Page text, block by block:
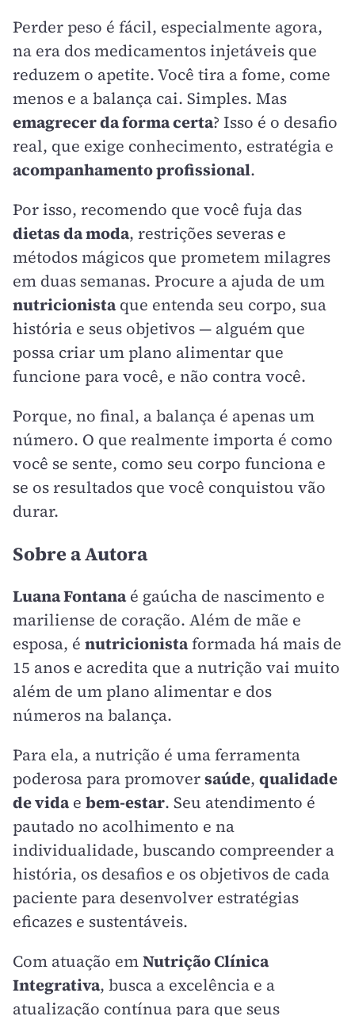
Perder peso é fácil, especialmente agora,
na era dos medicamentos injetáveis que
reduzem o apetite. Você tira a fome, come
menos e a balança cai. Simples. Mas
emagrecer da forma certa? Isso é o desafio
real, que exige conhecimento, estratégia e
acompanhamento profissional.
Por isso, recomendo que você fuja das
dietas da moda, restrições severas e
métodos mágicos que prometem milagres
em duas semanas. Procure a ajuda de um
nutricionistaque entenda seu corpo, sua
história e seus objetivos — alguém que
possa criar um plano alimentar que
funcione para você, e não contra você.
Porque, no final, a balança é apenas um
número. O que realmente importa é como
você se sente, como seu corpo funciona e
se os resultados que você conquistou vão
durar.
Sobre a Autora
Luana Fontanaé gaúcha de nascimento e
mariliense de coração. Além de mãe e
esposa, é nutricionistaformada há mais de
15 anos e acredita que a nutrição vai muito
além de um plano alimentar e dos
números na balança.
Para ela, a nutrição é uma ferramenta
poderosa para promoversaúde, qualidade
de vidae bem-estar. Seu atendimento é
pautado no acolhimento e na
individualidade, buscando compreender a
história, os desafios e os objetivos de cada
paciente para desenvolver estratégias
eficazes e sustentáveis.
Com atuação emNutrição Clínica
Integrativa, busca a excelência e a
atualização contínua para que seus